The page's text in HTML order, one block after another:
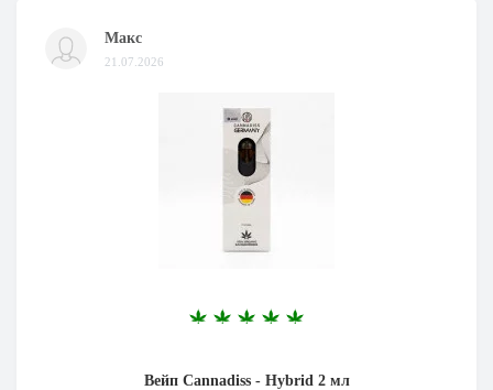
Макс
21.07.2026
Вейп Cannadiss - Hybrid 2 мл